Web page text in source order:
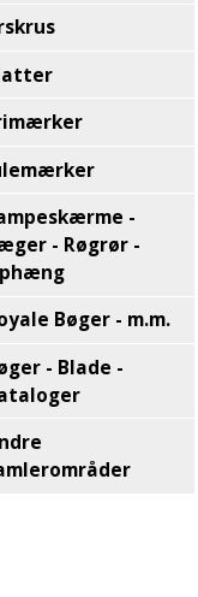
-
- Røgrør -
Bøger - m.m.
- Blade -